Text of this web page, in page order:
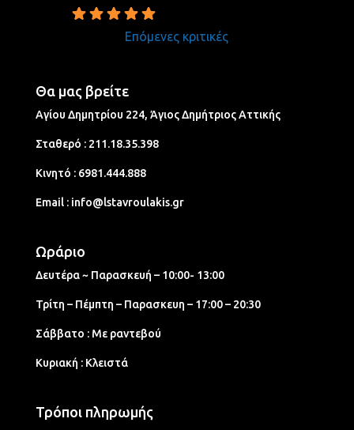
Επόμενες κριτικές
Θα μας βρείτε
Αγίου Δημητρίου 224, Άγιος Δημήτριος Aττικής
Σταθερό : 211.18.35.398
Κινητό : 6981.444.888
Email : info@lstavroulakis.gr
Ωράριο
Δευτέρα ~ Παρασκευή – 10:00- 13:00
Τρίτη – Πέμπτη – Παρασκευη – 17:00 – 20:30
Σάββατο : Με ραντεβού
Κυριακή : Κλειστά
Τρόποι πληρωμής